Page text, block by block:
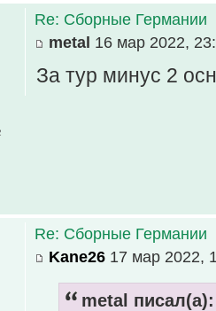
Re: Сборные Германии
metal 16 мар 2022,
За тур минус 2
Re: Сборные Германии
Kane26 17 мар 2022,
metal писал(а):